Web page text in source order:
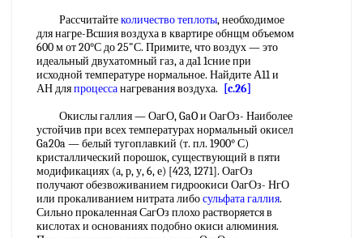
Рассчитайтеколичество теплоты, необходимое
для нагре-Всшия воздуха в квартире обнщм объемом
600 м от 20°С до 25"С. Примите, что воздух — это
идеальный двухатомный газ, а да1 1сние при
исходной температуре нормальное. Найдите А11 и
АН дляпроцессанагревания воздуха.
[c.26]
Окислы галлия — ОагО, GaO и ОагОз- Наиболее
устойчив при всех температурах нормальный окисел
Ga20a — белый тугоплавкий (т. пл. 1900° С)
кристаллический порошок, существующий в пяти
модификациях (а, р, у, 6, е) [423, 1271]. ОагОз
получают обезвоживанием гидроокиси ОагОз- НгО
или прокаливанием нитрата либосульфата галлия.
Сильно прокаленная СагОз плохо растворяется в
кислотах и основаниях подобно окиси алюминия.